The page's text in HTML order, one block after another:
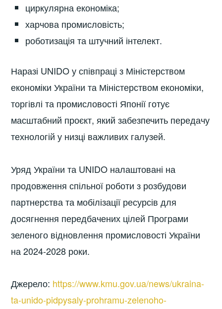
циркулярна економіка;
харчова промисловість;
роботизація та штучний інтелект.
Наразі UNIDO у співпраці з Міністерством
економіки України та Міністерством економіки,
торгівлі та промисловості Японії готує
масштабний проєкт, який забезпечить передачу
технологій у низці важливих галузей.
Уряд України та UNIDO налаштовані на
продовження спільної роботи з розбудови
партнерства та мобілізації ресурсів для
досягнення передбачених цілей Програми
зеленого відновлення промисловості України
на 2024-2028 роки.
Джерело: https://www.kmu.gov.ua/news/ukraina-
ta-unido-pidpysaly-prohramu-zelenoho-